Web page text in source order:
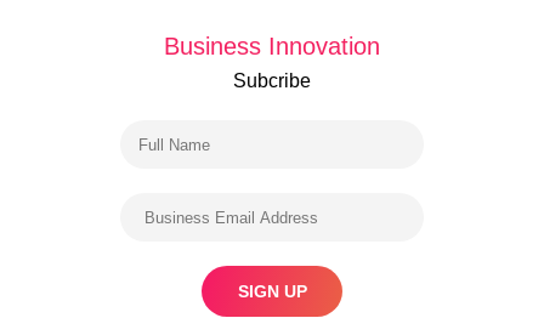
Business Innovation
Subcribe